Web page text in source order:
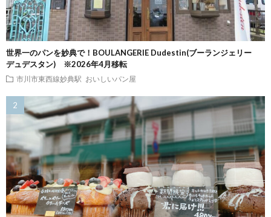
世界一のパンを妙典で！BOULANGERIE Dudestin(ブーランジェリー
デュデスタン) ※2026年4月移転
市川市東西線妙典駅 おいしいパン屋